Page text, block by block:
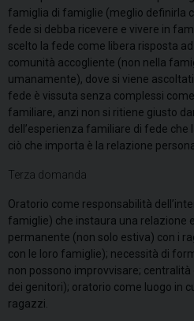
famiglia di famiglie (meglio definirla
fede si debba ricevere e vivere in
scelto la fede come libera risposta
comunità accogliente (non nella
umanamente), dove si viene
fede è vissuta senza complessi
familiare, anzi non si ritiene giusto
dell’esperienza familiare di fede
ciò che importa è la relazione
Terza domanda
Oratorio come responsabilità
famiglie) che instaura una relazione
permanente (non solo estiva) con i
con le loro famiglie); necessità di
non possono improvvisare;
dei genitori); oratorio come luogo in
ragazzi.